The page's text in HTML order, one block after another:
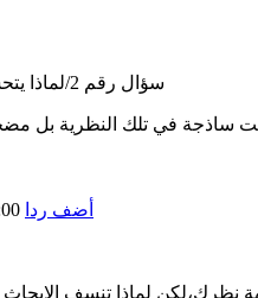
سؤال رقم 2/لماذا يتحسس غالبية مجتمنا العربي (الاسلامي) من مناقشة هذه النظرية؟
ساذجة في تلك النظرية بل
أضف ردا